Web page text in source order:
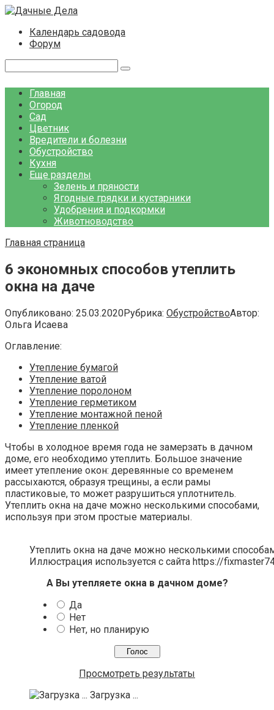
Перейти
контентуКалендарь садовода
Форум
Главная
Огород
Сад
Цветник
Вредители и болезни
Обустройство
Кухня
Еще разделы
Зелень и пряности
Ягодные грядки и кустарники
Удобрения и подкормки
Животноводство
Главная страница
6 экономных способов утеплить
окна на даче
Опубликовано: 25.03.2020Рубрика: ОбустройствоАвтор:
Ольга Исаева
Оглавление:
Утепление бумагой
Утепление ватой
Утепление поролоном
Утепление герметиком
Утепление монтажной пеной
Утепление пленкой
Чтобы в холодное время года не замерзать в дачном
доме, его необходимо утеплить. Большое значение
имеет утепление окон: деревянные со временем
рассыхаются, образуя трещины, а если рамы
пластиковые, то может разрушиться уплотнитель.
Утеплить окна на даче можно несколькими способами,
используя при этом простые материалы.
Утеплить окна на даче можно несколькими
Иллюстрация используется с сайта https://
А Вы утепляете окна в дачном доме?
Да
Нет
Нет, но планирую
Просмотреть результаты
Загрузка ...